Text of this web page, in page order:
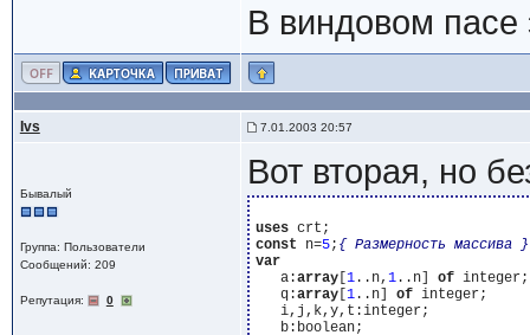
В виндовом пасе
Ivs 7.01.2003 20:57
Бывалый
Группа: Пользователи
Сообщений: 209
Репутация: 0
Вот вторая, но
uses
const n=5; { Размерность массива }
var
   a:
array[ 1..n, 1..n] of integer;
   q:
array[ 1..n] of integer;
   i,j,k,y,t:integer;